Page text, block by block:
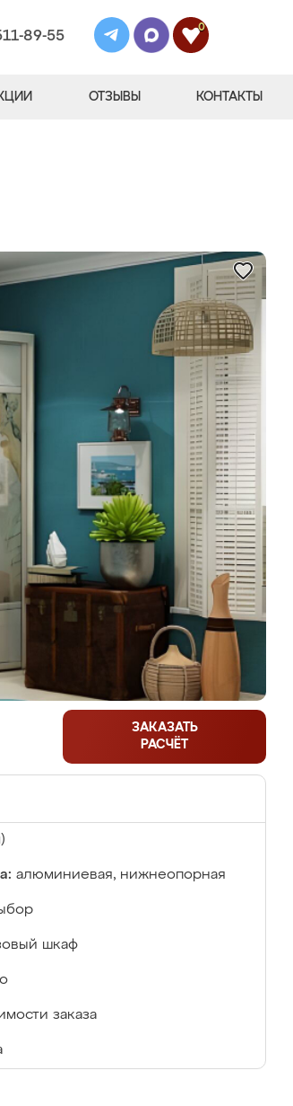
89-55
0
ОТЗЫВЫ КОНТАКТЫ
ЗАКАЗАТЬ
РАСЧЁТ
алюминиевая, нижнеопорная
шкаф
заказа